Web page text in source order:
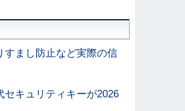
まし防止など実際の信
キュリティキーが2026